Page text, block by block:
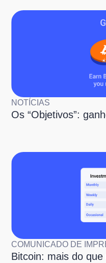
NOTÍCIAS
Os “Objetivos”:
COMUNICADO DE
Bitcoin: mais do